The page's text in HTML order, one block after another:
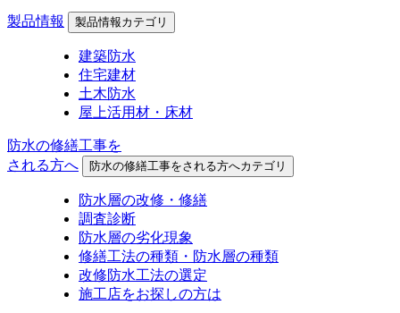
製品情報 製品情報カテゴリ
建築防水
住宅建材
土木防水
屋上活用材・床材
防水の修繕工事を
される方へ
防水の修繕工事をされる方へカテゴリ
防水層の改修・修繕
調査診断
防水層の劣化現象
修繕工法の種類・防水層の種類
改修防水工法の選定
施工店をお探しの方は